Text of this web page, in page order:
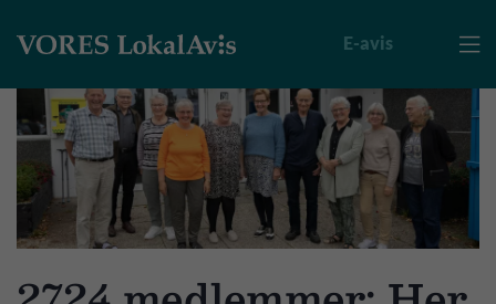

E-avis